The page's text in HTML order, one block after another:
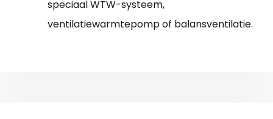
speciaal WTW-systeem,
ventilatiewarmtepomp of balansventilatie.